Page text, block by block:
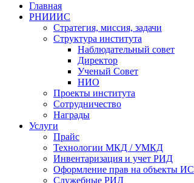
Главная
РНИИИС
Стратегия, миссия, задачи
Структура института
Наблюдательный совет
Директор
Ученый Совет
НИО
Проекты института
Сотрудничество
Награды
Услуги
Прайс
Технологии МКД / УМКД
Инвентаризация и учет РИД
Оформление прав на объекты ИС
Служебные РИД